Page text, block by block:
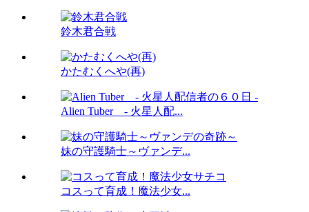
鈴木君合戦
かたむくへや(再)
Alien Tuber - 火星人配...
妹の守護騎士～ヴァンデ...
コスって育成！魔法少女...